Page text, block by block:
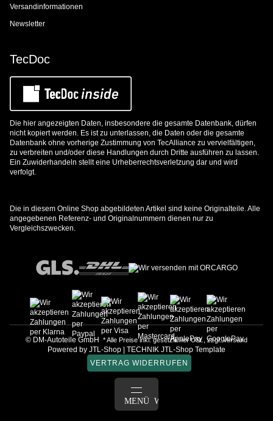
Versandinformationen
Newsletter
TecDoc
Die hier angezeigten Daten, insbesondere die gesamte Datenbank, dürfen
nicht kopiert werden. Es ist zu unterlassen, die Daten oder die gesamte
Datenbank ohne vorherige Zustimmung von TecAlliance zu vervielfältigen,
zu verbreiten und/oder diese Handlungen durch Dritte ausführen zu lassen.
Ein Zuwiderhandeln stellt eine Urheberrechtsverletzung dar und wird
verfolgt.
Die in diesem Online Shop abgebildeten Artikel sind keine Originalteile. Alle
angegebenen Referenz- und Originalnummern dienen nur zu
Vergleichszwecken.
© DM-Autoteile GmbH * Alle Preise inkl. gesetzlicher USt., zzgl.Versand
Powered by JTL-Shop
TECHNIK JTL-Shop Template
VERTRAG WIDERRUFEN
MENÜ WARENKORB